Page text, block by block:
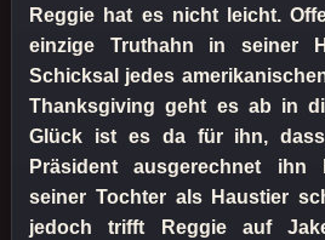
Reggie hat es nicht leicht.
einzige Truthahn in seiner
Schicksal jedes
Thanksgiving geht es ab in
Glück ist es da für ihn, dass
Präsident ausgerechnet
seiner Tochter als Haustier
jedoch trifft Reggie auf